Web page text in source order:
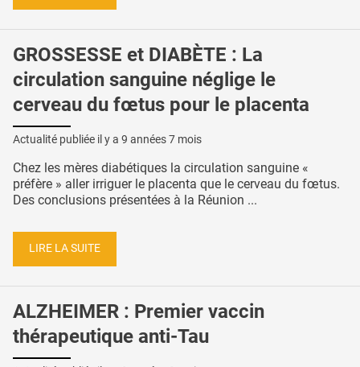
GROSSESSE et DIABÈTE : La
circulation sanguine néglige le
cerveau du fœtus pour le placenta
Actualité publiée il y a 9 années 7 mois
Chez les mères diabétiques la circulation sanguine «
préfère » aller irriguer le placenta que le cerveau du fœtus.
Des conclusions présentées à la Réunion ...
LIRE LA SUITE
ALZHEIMER : Premier vaccin
thérapeutique anti-Tau